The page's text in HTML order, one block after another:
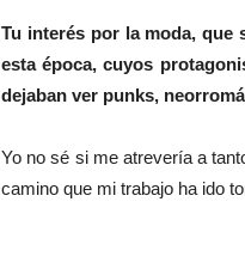
Tu interés por la moda, que
esta época, cuyos
dejaban ver punks,
Yo no sé si me atrevería a
camino que mi trabajo ha ido